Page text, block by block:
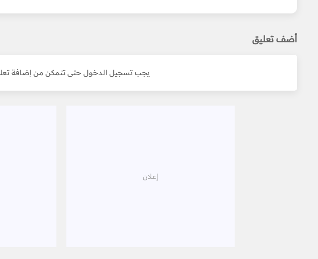
أضف تعليق
يجب تسجيل الدخول حتى تتمكن من إضافة